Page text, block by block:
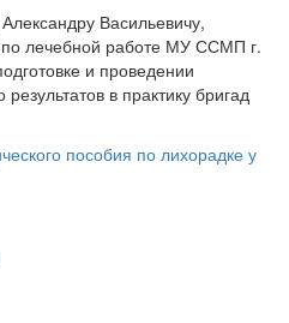
Васильевичу,
по лечебной работе МУ ССМП г.
и проведении
в практику бригад
пособия по лихорадке у